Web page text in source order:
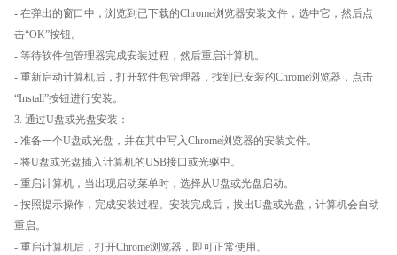
- 在弹出的窗口中，浏览到已下载的Chrome浏览器安装文件，选中它，然后点
击“OK”按钮。
- 等待软件包管理器完成安装过程，然后重启计算机。
- 重新启动计算机后，打开软件包管理器，找到已安装的Chrome浏览器，点击
“Install”按钮进行安装。
3. 通过U盘或光盘安装：
- 准备一个U盘或光盘，并在其中写入Chrome浏览器的安装文件。
- 将U盘或光盘插入计算机的USB接口或光驱中。
- 重启计算机，当出现启动菜单时，选择从U盘或光盘启动。
- 按照提示操作，完成安装过程。安装完成后，拔出U盘或光盘，计算机会自动
重启。
- 重启计算机后，打开Chrome浏览器，即可正常使用。